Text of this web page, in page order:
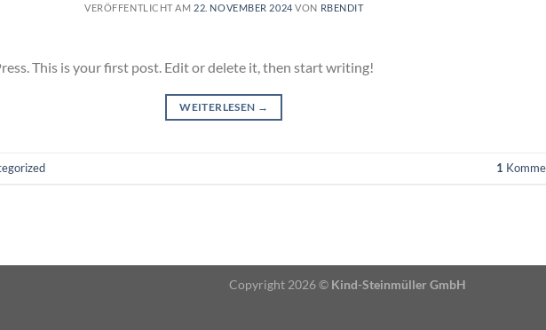
VERÖFFENTLICHT AM 22. NOVEMBER 2024VON RBENDIT
This is your first post. Edit or delete it, then start writing!
WEITERLESEN →
1
Copyright 2026 © Kind-Steinmüller GmbH